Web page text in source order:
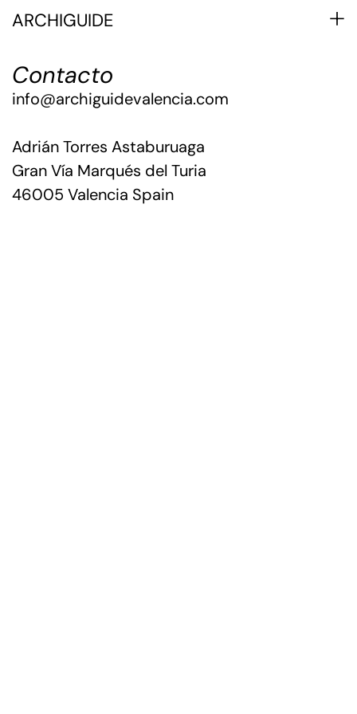
ARCHIGUIDE +
Contacto
info@archiguidevalencia.com
Adrián Torres Astaburuaga
Gran Vía Marqués del Turia
46005 Valencia Spain